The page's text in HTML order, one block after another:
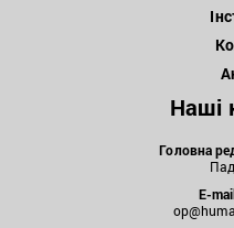
Наші
Головна
E-